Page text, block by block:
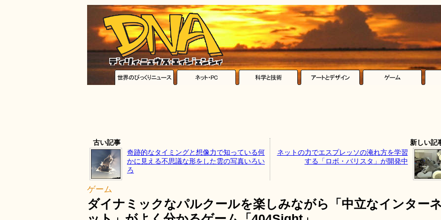
古い記事
奇跡的なタイミングと想像力で知っている何
かに見える不思議な形をした雲の写真いろい
ろ
新しい記
ネットの力でエスプレッソの淹れ方を学習
する「ロボ・バリスタ」が開発中
ゲーム
ダイナミックなパルクールを楽しみながら「中立なインター